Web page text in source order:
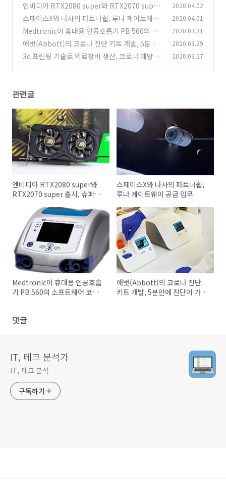
엔비디아 RTX2080 super와 RTX2070 super
출시, 슈퍼 GPU를 적용한 노트북들 (0)
2020.04.02
스페이스X와 나사의 파트너쉽, 루나 게이트웨이
공급 임무
(0)
2020.04.01
Medtronic이 휴대용 인공호흡기 PB 560의 소
프트웨어 코드를 공개한 이유
(0)
2020.03.31
애벗(Abbott)의 코로나 진단 키트 개발, 5분안
에 진단이 가능한 테스트 (0)
2020.03.29
3d 프린팅 기술로 의료장비 생산, 코로나 예방 마
2020.03.27
관련글
엔비디아 RTX2080 super와
RTX2070 super 출시, 슈퍼
스페이스X와 나사의 파트너쉽,
루나 게이트웨이 공급 임무
Medtronic이 휴대용 인공호흡
기 PB 560의 소프트웨어 코드
애벗(Abbott)의 코로나 진단
키트 개발, 5분안에 진단이 가능
댓글
IT, 테크 분석가
IT, 테크 분석
구독하기